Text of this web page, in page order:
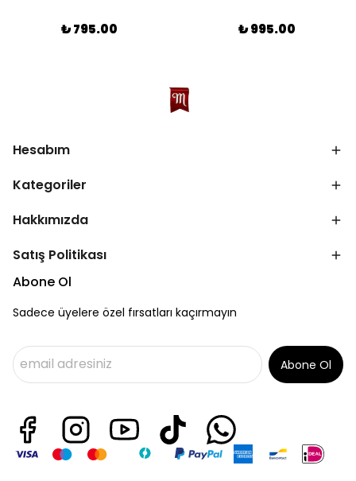
₺ 795.00 ₺ 995.00
Hesabım
Kategoriler
Hakkımızda
Satış Politikası
Abone Ol
Sadece üyelere özel fırsatları kaçırmayın
Abone Ol